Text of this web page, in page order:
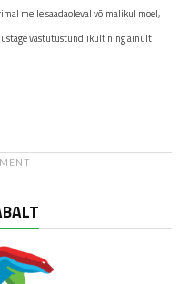
meile saadaoleval võimalikul moel,
vastutustundlikult ning ainult